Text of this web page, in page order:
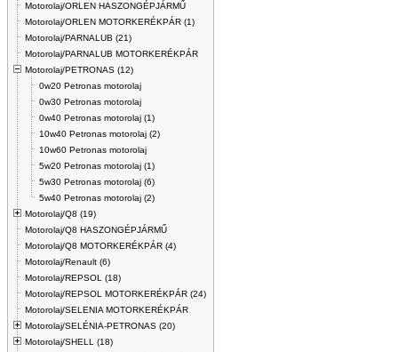
Motorolaj/ORLEN HASZONGÉPJÁRMŰ
Motorolaj/ORLEN MOTORKERÉKPÁR (1)
Motorolaj/PARNALUB (21)
Motorolaj/PARNALUB MOTORKERÉKPÁR
Motorolaj/PETRONAS (12)
0w20 Petronas motorolaj
0w30 Petronas motorolaj
0w40 Petronas motorolaj (1)
10w40 Petronas motorolaj (2)
10w60 Petronas motorolaj
5w20 Petronas motorolaj (1)
5w30 Petronas motorolaj (6)
5w40 Petronas motorolaj (2)
Motorolaj/Q8 (19)
Motorolaj/Q8 HASZONGÉPJÁRMŰ
Motorolaj/Q8 MOTORKERÉKPÁR (4)
Motorolaj/Renault (6)
Motorolaj/REPSOL (18)
Motorolaj/REPSOL MOTORKERÉKPÁR (24)
Motorolaj/SELENIA MOTORKERÉKPÁR
Motorolaj/SELÉNIA-PETRONAS (20)
Motorolaj/SHELL (18)